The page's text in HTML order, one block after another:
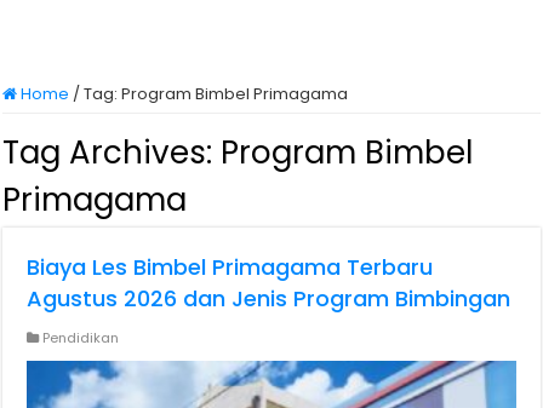
Home /Tag:Program Bimbel Primagama
Tag Archives: Program Bimbel
Primagama
Biaya Les Bimbel Primagama Terbaru
Agustus 2026 dan Jenis Program Bimbingan
Pendidikan